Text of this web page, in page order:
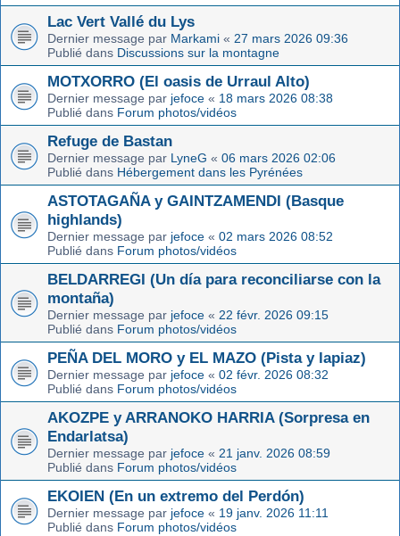
Lac Vert Vallé du Lys
Dernier message par Markami « 27 mars 2026 09:36
Publié dans Discussions sur la montagne
MOTXORRO (El oasis de Urraul Alto)
Dernier message par jefoce « 18 mars 2026 08:38
Publié dans Forum photos/vidéos
Refuge de Bastan
Dernier message par LyneG « 06 mars 2026 02:06
Publié dans Hébergement dans les Pyrénées
ASTOTAGAÑA y GAINTZAMENDI (Basque
highlands)
Dernier message par jefoce « 02 mars 2026 08:52
Publié dans Forum photos/vidéos
BELDARREGI (Un día para reconciliarse con la
montaña)
Dernier message par jefoce « 22 févr. 2026 09:15
Publié dans Forum photos/vidéos
PEÑA DEL MORO y EL MAZO (Pista y lapiaz)
Dernier message par jefoce « 02 févr. 2026 08:32
Publié dans Forum photos/vidéos
AKOZPE y ARRANOKO HARRIA (Sorpresa en
Endarlatsa)
Dernier message par jefoce « 21 janv. 2026 08:59
Publié dans Forum photos/vidéos
EKOIEN (En un extremo del Perdón)
Dernier message par jefoce « 19 janv. 2026 11:11
Publié dans Forum photos/vidéos